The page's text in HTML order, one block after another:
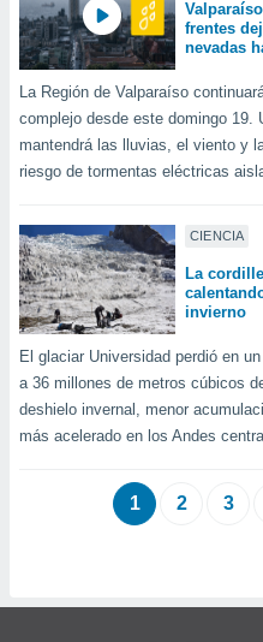
frentes
nevadas
La Región de Valparaíso
complejo desde este domingo 19.
mantendrá las lluvias, el viento y
riesgo de tormentas eléctricas
CIENCIA
La
invierno
El glaciar Universidad perdió en
a 36 millones de metros cúbicos
deshielo invernal, menor
más acelerado en los Andes
1 2 3